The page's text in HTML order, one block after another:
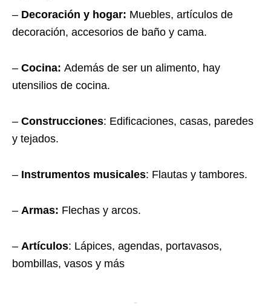
– Decoración y hogar: Muebles, artículos de
decoración, accesorios de baño y cama.
– Cocina: Además de ser un alimento, hay
utensilios de cocina.
– Construcciones: Edificaciones, casas, paredes
y tejados.
– Instrumentos musicales: Flautas y tambores.
– Armas: Flechas y arcos.
– Artículos: Lápices, agendas, portavasos,
bombillas, vasos y más